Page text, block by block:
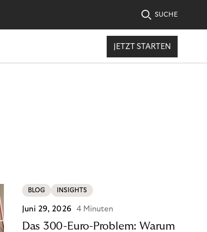
SUCHE
JETZT STARTEN
BLOG INSIGHTS
Juni 29, 2026 4 Minuten
Das 300-Euro-Problem: Warum